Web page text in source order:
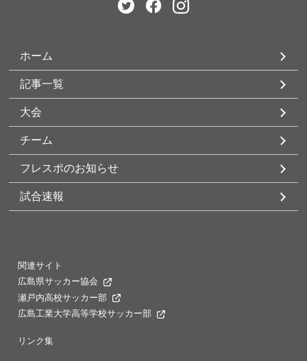
ホーム
記事一覧
大会
チーム
フレスポのお知らせ
試合速報
関連サイト
広島県サッカー協会
瀬戸内高校サッカー部
広島工業大学高等学校サッカー部
リンク集